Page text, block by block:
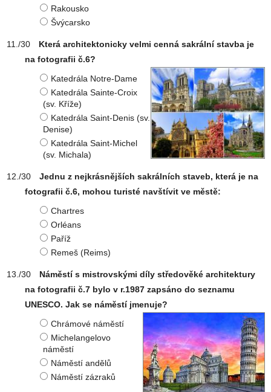
Rakousko
Švýcarsko
Která architektonicky velmi cenná sakrální stavba je
na fotografii č.6?
Katedrála Notre-Dame
Katedrála Sainte-Croix
(sv. Kříže)
Katedrála Saint-Denis (sv.
Denise)
Katedrála Saint-Michel
(sv. Michala)
Jednu z nejkrásnějších sakrálních staveb, která je na
fotografii č.6, mohou turisté navštívit ve městě:
Chartres
Orléans
Paříž
Remeš (Reims)
Náměstí s mistrovskými díly středověké architektury
na fotografii č.7 bylo v r.1987 zapsáno do seznamu
UNESCO. Jak se náměstí jmenuje?
Chrámové náměstí
Michelangelovo
náměstí
Náměstí andělů
Náměstí zázraků